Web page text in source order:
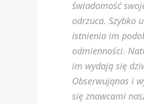
świadomość
odrzuca. Szybko
istnienia im
odmienności.
im wydają się
Obserwująnas i
się znawcami